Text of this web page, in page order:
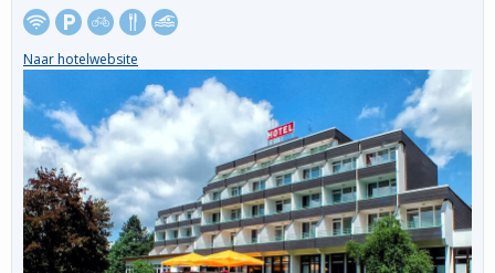
Naar hotelwebsite